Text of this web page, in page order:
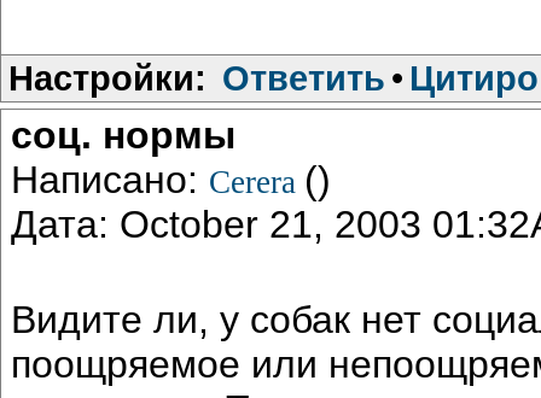
Настройки: Ответить •
соц. нормы
Написано: Cerera ()
Дата: October 21, 2003
Видите ли, у собак нет
поощряемое или